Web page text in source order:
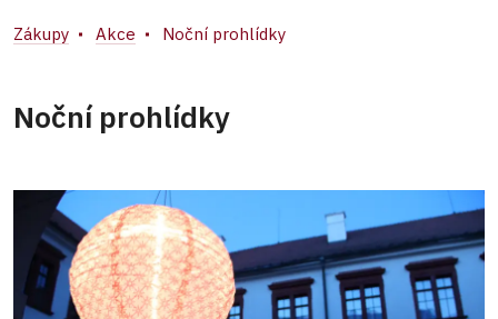
Zákupy Akce Noční prohlídky
Noční prohlídky